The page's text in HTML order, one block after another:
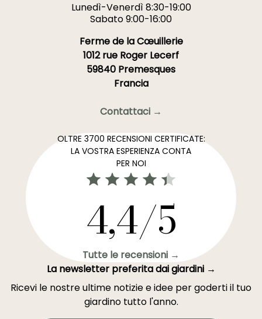
Lunedì-Venerdì 8:30-19:00
Sabato 9:00-16:00
Ferme de la Cœuillerie
1012 rue Roger Lecerf
59840 Premesques
Francia
Contattaci →
OLTRE 3700 RECENSIONI CERTIFICATE:
LA VOSTRA ESPERIENZA CONTA
PER NOI
4,4/5
Tutte le recensioni →
La newsletter preferita dai giardini →
Ricevi le nostre ultime notizie e idee per goderti il tuo
giardino tutto l'anno.